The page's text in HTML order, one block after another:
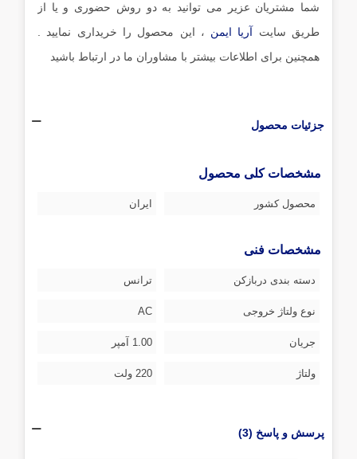
شما مشتریان عزیر می توانید به دو روش حضوری و یا از
طریق سایت آریا ایمن ، این محصول را خریداری نمایید .
همچنین برای اطلاعات بیشتر با مشاوران ما در ارتباط باشید
جزئیات محصول
مشخصات کلی محصول
محصول کشور ایران
مشخصات فنی
دسته بندی دربازکن ترانس
نوع ولتاژ خروجی AC
جریان 1.00 آمپر
ولتاژ 220 ولت
پرسش و پاسخ (3)